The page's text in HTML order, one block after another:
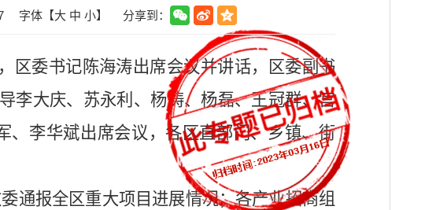
字体【大 中 小】 分享到：
区委书记陈海涛出席会议并讲话，区委副书
李大庆、苏永利、杨涛、杨磊、王冠群、宫
、李华斌出席会议，各区直部门、乡镇、街
通报全区重大项目进展情况；各产业招商组